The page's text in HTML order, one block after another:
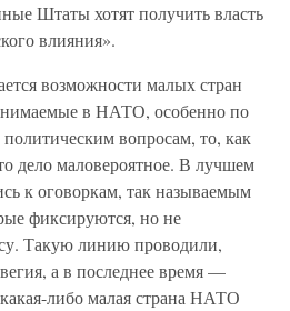
Штаты хотят получить власть
влияния».
возможности малых стран
в НАТО, особенно по
вопросам, то, как
дело маловероятное. В лучшем
к оговоркам, так называемым
фиксируются, но не
Такую линию проводили,
а в последнее время —
либо малая страна НАТО